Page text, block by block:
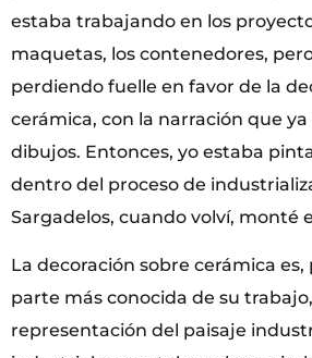
estaba trabajando en los
maquetas, los contenedores,
perdiendo fuelle en favor de la
cerámica, con la narración que
dibujos. Entonces, yo estaba
dentro del proceso de
Sargadelos, cuando volví, monté
La decoración sobre cerámica
parte más conocida de su
representación del paisaje